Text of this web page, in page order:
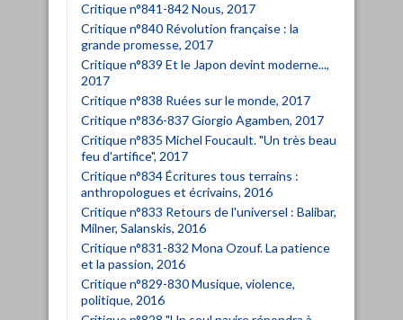
Critique n°841-842 Nous, 2017
Critique n°840 Révolution française : la
grande promesse, 2017
Critique n°839 Et le Japon devint moderne...,
2017
Critique n°838 Ruées sur le monde, 2017
Critique n°836-837 Giorgio Agamben, 2017
Critique n°835 Michel Foucault. "Un très beau
feu d'artifice", 2017
Critique n°834 Écritures tous terrains :
anthropologues et écrivains, 2016
Critique n°833 Retours de l'universel : Balibar,
Milner, Salanskis, 2016
Critique n°831-832 Mona Ozouf. La patience
et la passion, 2016
Critique n°829-830 Musique, violence,
politique, 2016